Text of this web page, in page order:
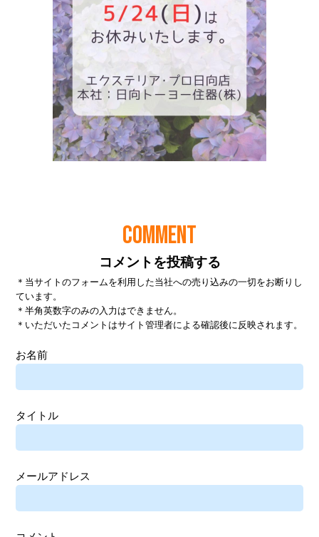
COMMENT
コメントを投稿する
＊当サイトのフォームを利用した当社への売り込みの一切をお断りし
ています。
＊半角英数字のみの入力はできません。
＊いただいたコメントはサイト管理者による確認後に反映されます。
お名前
タイトル
メールアドレス